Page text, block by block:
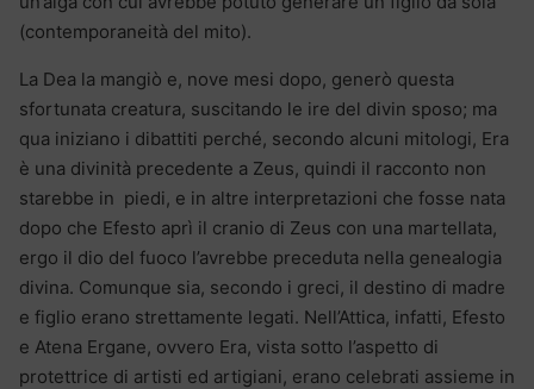
(contemporaneità del mito).
La Dea la mangiò e, nove mesi dopo, generò questa
sfortunata creatura, suscitando le ire del divin sposo; ma
qua iniziano i dibattiti perché, secondo alcuni mitologi, Era
è una divinità precedente a Zeus, quindi il racconto non
starebbe in piedi, e in altre interpretazioni che fosse nata
dopo che Efesto aprì il cranio di Zeus con una martellata,
ergo il dio del fuoco l’avrebbe preceduta nella genealogia
divina. Comunque sia, secondo i greci, il destino di madre
e figlio erano strettamente legati. Nell’Attica, infatti, Efesto
e Atena Ergane, ovvero Era, vista sotto l’aspetto di
protettrice di artisti ed artigiani, erano celebrati assieme in